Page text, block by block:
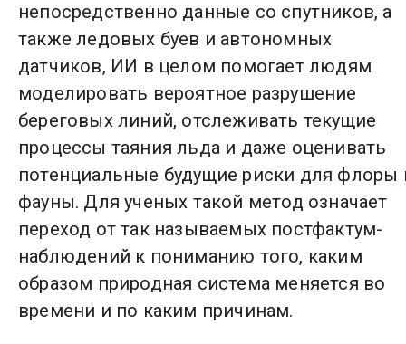
непосредственно данные со спутников, а
также ледовых буев и автономных
датчиков, ИИ в целом помогает людям
моделировать вероятное разрушение
береговых линий, отслеживать текущие
процессы таяния льда и даже оценивать
потенциальные будущие риски для флоры
фауны. Для ученых такой метод означает
переход от так называемых постфактум-
наблюдений к пониманию того, каким
образом природная система меняется во
времени и по каким причинам.